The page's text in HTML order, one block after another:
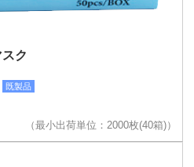
ク
既製品
（最小出荷単位：2000枚(40箱)）